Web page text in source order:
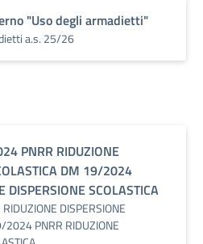
"Uso degli armadietti"
a.s. 25/26
PNRR RIDUZIONE
DM 19/2024
DISPERSIONE SCOLASTICA
DISPERSIONE
2024 PNRR RIDUZIONE